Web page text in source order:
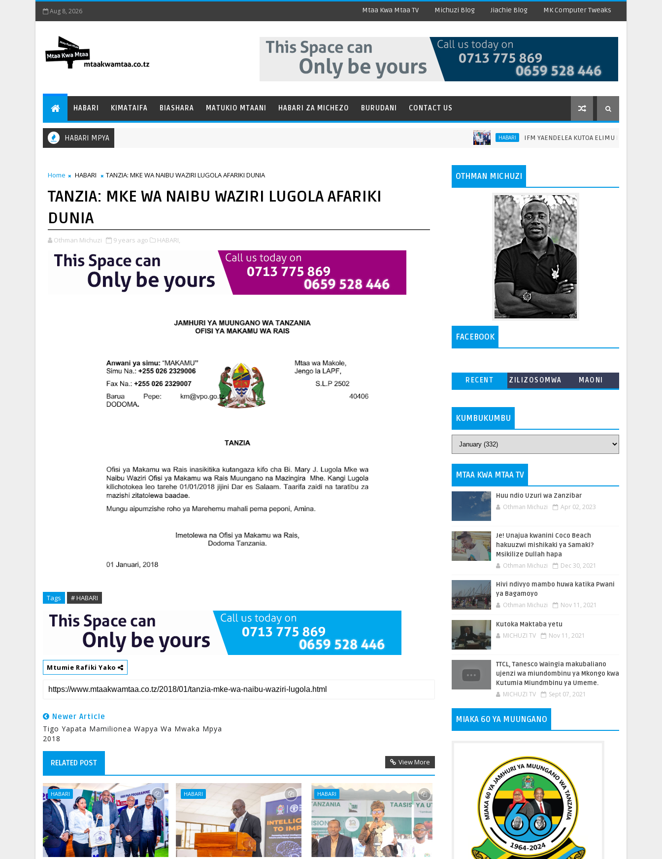
Aug 8, 2026 Mtaa Kwa Mtaa TV Michuzi Blog Jiachie Blog MK Computer Tweaks
HABARI KIMATAIFA BIASHARA MATUKIO MTAANI HABARI ZA MICHEZO BURUDANI CONTACT US
HABARI MPYA HABARI IFM YAENDELEA KUTOA ELIMU INAYOENDANA NA
Home HABARI TANZIA: MKE WA NAIBU WAZIRI LUGOLA AFARIKI DUNIA
TANZIA: MKE WA NAIBU WAZIRI LUGOLA AFARIKI
DUNIA
Othman Michuzi 9 years ago HABARI,
Tags # HABARI
Mtumie Rafiki Yako
Newer Article
Tigo Yapata Mamilionea Wapya Wa Mwaka Mpya
2018
RELATED POST View More
HABARI HABARI HABARI
OTHMAN MICHUZI
FACEBOOK
RECENT
ZILIZOSOMWA
MAONI
KUMBUKUMBU
MTAA KWA MTAA TV
Huu ndio Uzuri wa Zanzibar
Othman Michuzi Apr 02, 2023
Je! Unajua kwanini Coco Beach
hakuuzwi mishikaki ya Samaki?
Msikilize Dullah hapa
Othman Michuzi Dec 30, 2021
Hivi ndivyo mambo huwa katika Pwani
ya Bagamoyo
Othman Michuzi Nov 11, 2021
Kutoka Maktaba yetu
MICHUZI TV Nov 11, 2021
TTCL, Tanesco Waingia makubaliano
ujenzi wa miundombinu ya Mkongo kwa
Kutumia Miundmbinu ya Umeme.
MICHUZI TV Sept 07, 2021
MIAKA 60 YA MUUNGANO